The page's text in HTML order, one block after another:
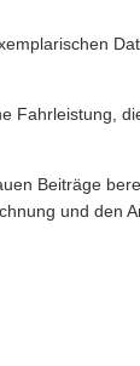
Fahrleistung,
Beiträge
und den